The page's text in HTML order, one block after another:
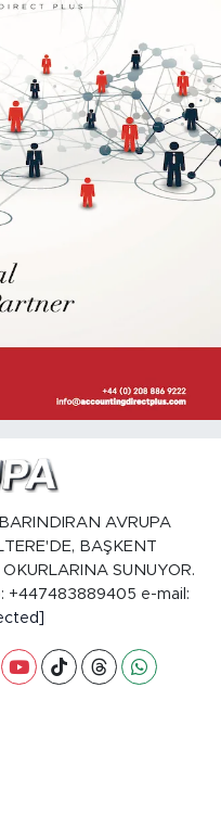
AVRUPA
BAŞKENT
SUNUYOR.
+447483889405 e-mail: